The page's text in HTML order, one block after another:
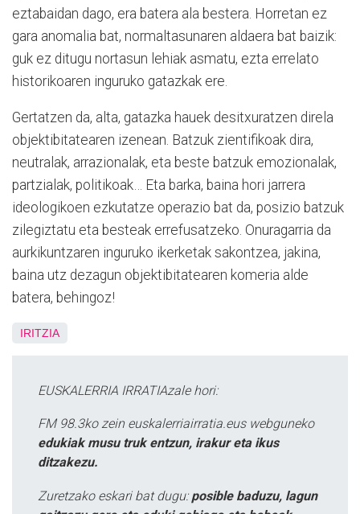
eztabaidan dago, era batera ala bestera. Horretan ez
gara anomalia bat, normaltasunaren aldaera bat baizik:
guk ez ditugu nortasun lehiak asmatu, ezta errelato
historikoaren inguruko gatazkak ere.
Gertatzen da, alta, gatazka hauek desitxuratzen direla
objektibitatearen izenean. Batzuk zientifikoak dira,
neutralak, arrazionalak, eta beste batzuk emozionalak,
partzialak, politikoak… Eta barka, baina hori jarrera
ideologikoen ezkutatze operazio bat da, posizio batzuk
zilegiztatu eta besteak errefusatzeko. Onuragarria da
aurkikuntzaren inguruko ikerketak sakontzea, jakina,
baina utz dezagun objektibitatearen komeria alde
batera, behingoz!
IRITZIA
EUSKALERRIA IRRATIAzale hori:
FM 98.3ko zein euskalerriairratia.eus webguneko
edukiak musu truk entzun, irakur eta ikus
ditzakezu.
Zuretzako eskari bat dugu: posible baduzu, lagun